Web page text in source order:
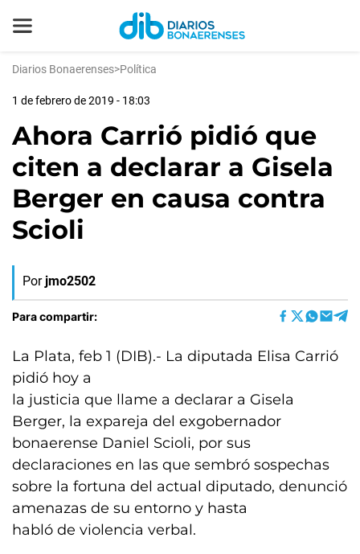
Diarios Bonaerenses>Política
1 de febrero de 2019 - 18:03
Ahora Carrió pidió que
citen a declarar a Gisela
Berger en causa contra
Scioli
Por jmo2502
Para compartir:
La Plata, feb 1 (DIB).- La diputada Elisa Carrió
pidió hoy a
la justicia que llame a declarar a Gisela
Berger, la expareja del exgobernador
bonaerense Daniel Scioli, por sus
declaraciones en las que sembró sospechas
sobre la fortuna del actual diputado, denunció
amenazas de su entorno y hasta
habló de violencia verbal.